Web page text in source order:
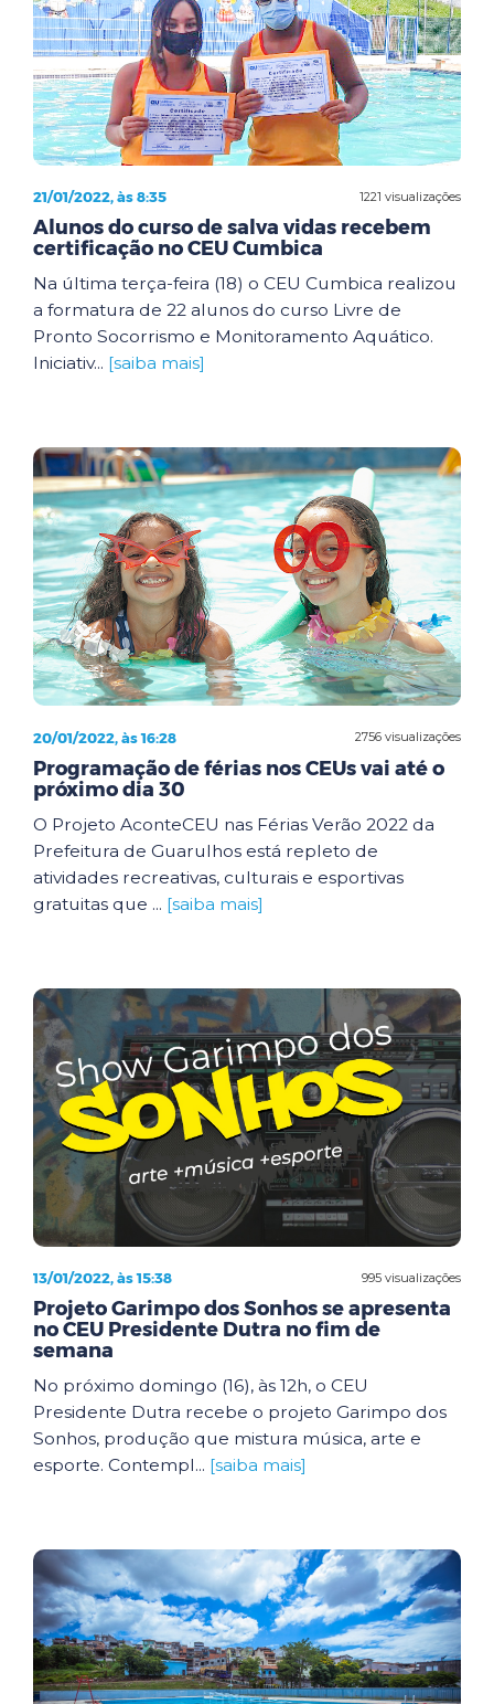
1221 visualizações
21/01/2022, às 8:35
Alunos do curso de salva vidas recebem
certificação no CEU Cumbica
Na última terça-feira (18) o CEU Cumbica realizou
a formatura de 22 alunos do curso Livre de
Pronto Socorrismo e Monitoramento Aquático.
Iniciativ... [saiba mais]
2756 visualizações
20/01/2022, às 16:28
Programação de férias nos CEUs vai até o
próximo dia 30
O Projeto AconteCEU nas Férias Verão 2022 da
Prefeitura de Guarulhos está repleto de
atividades recreativas, culturais e esportivas
gratuitas que ... [saiba mais]
995 visualizações
13/01/2022, às 15:38
Projeto Garimpo dos Sonhos se apresenta
no CEU Presidente Dutra no fim de
semana
No próximo domingo (16), às 12h, o CEU
Presidente Dutra recebe o projeto Garimpo dos
Sonhos, produção que mistura música, arte e
esporte. Contempl... [saiba mais]